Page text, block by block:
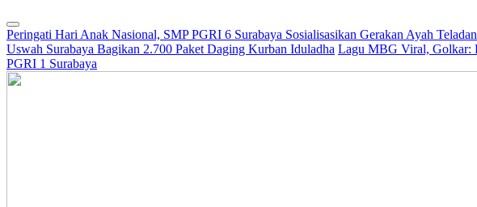
Peringati Hari Anak Nasional, SMP PGRI 6 Surabaya Sosialisasikan Gerakan Ayah
Uswah Surabaya Bagikan 2.700 Paket Daging Kurban Iduladha Lagu MBG Viral, Golkar:
PGRI 1 Surabaya